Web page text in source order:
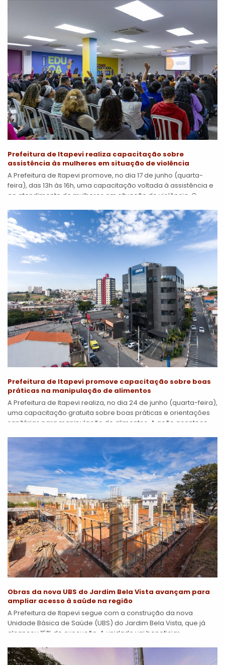
Prefeitura de Itapevi realiza capacitação sobre
assistência às mulheres em situação de violência
A Prefeitura de Itapevi promove, no dia 17 de junho (quarta-
feira), das 13h às 16h, uma capacitação voltada à assistência e
ao atendimento de mulheres em situação de violência. O...
Prefeitura de Itapevi promove capacitação sobre boas
práticas na manipulação de alimentos
A Prefeitura de Itapevi realiza, no dia 24 de junho (quarta-feira),
uma capacitação gratuita sobre boas práticas e orientações
sanitárias para manipulação de alimentos. A ação acontece
Obras da nova UBS do Jardim Bela Vista avançam para
ampliar acesso à saúde na região
A Prefeitura de Itapevi segue com a construção da nova
Unidade Básica de Saúde (UBS) do Jardim Bela Vista, que já
alcançou 15% de execução. A unidade vai beneficiar